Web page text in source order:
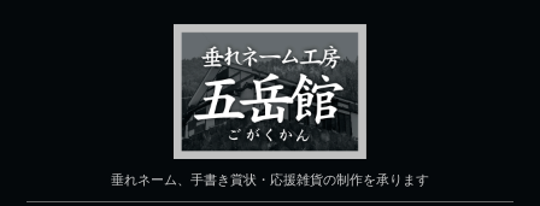
垂れネーム、手書き賞状・応援雑貨の制作を承ります